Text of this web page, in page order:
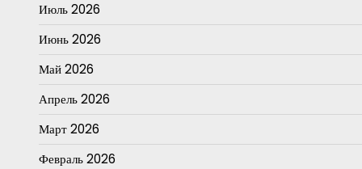
Июль 2026
Июнь 2026
Май 2026
Апрель 2026
Март 2026
Февраль 2026